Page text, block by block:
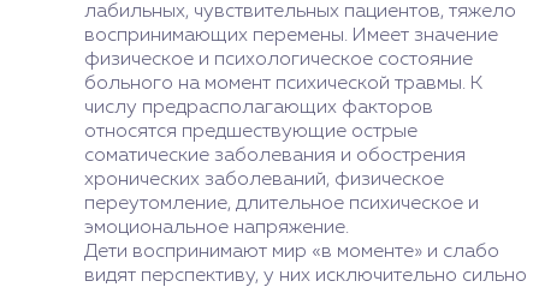
лабильных, чувствительных пациентов, тяжело
воспринимающих перемены. Имеет значение
физическое и психологическое состояние
больного на момент психической травмы. К
числу предрасполагающих факторов
относятся предшествующие острые
соматические заболевания и обострения
хронических заболеваний, физическое
переутомление, длительное психическое и
эмоциональное напряжение.
Дети воспринимают мир «в моменте» и слабо
видят перспективу, у них исключительно сильно